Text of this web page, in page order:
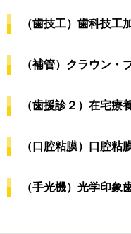
（歯技工）歯科技
（補管）クラウン
（歯援診２）在宅
（口腔粘膜）口腔
（手光機）光学印